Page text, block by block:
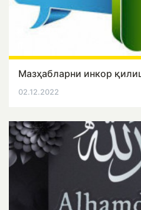
Мазҳабларни инкор
02.12.2022